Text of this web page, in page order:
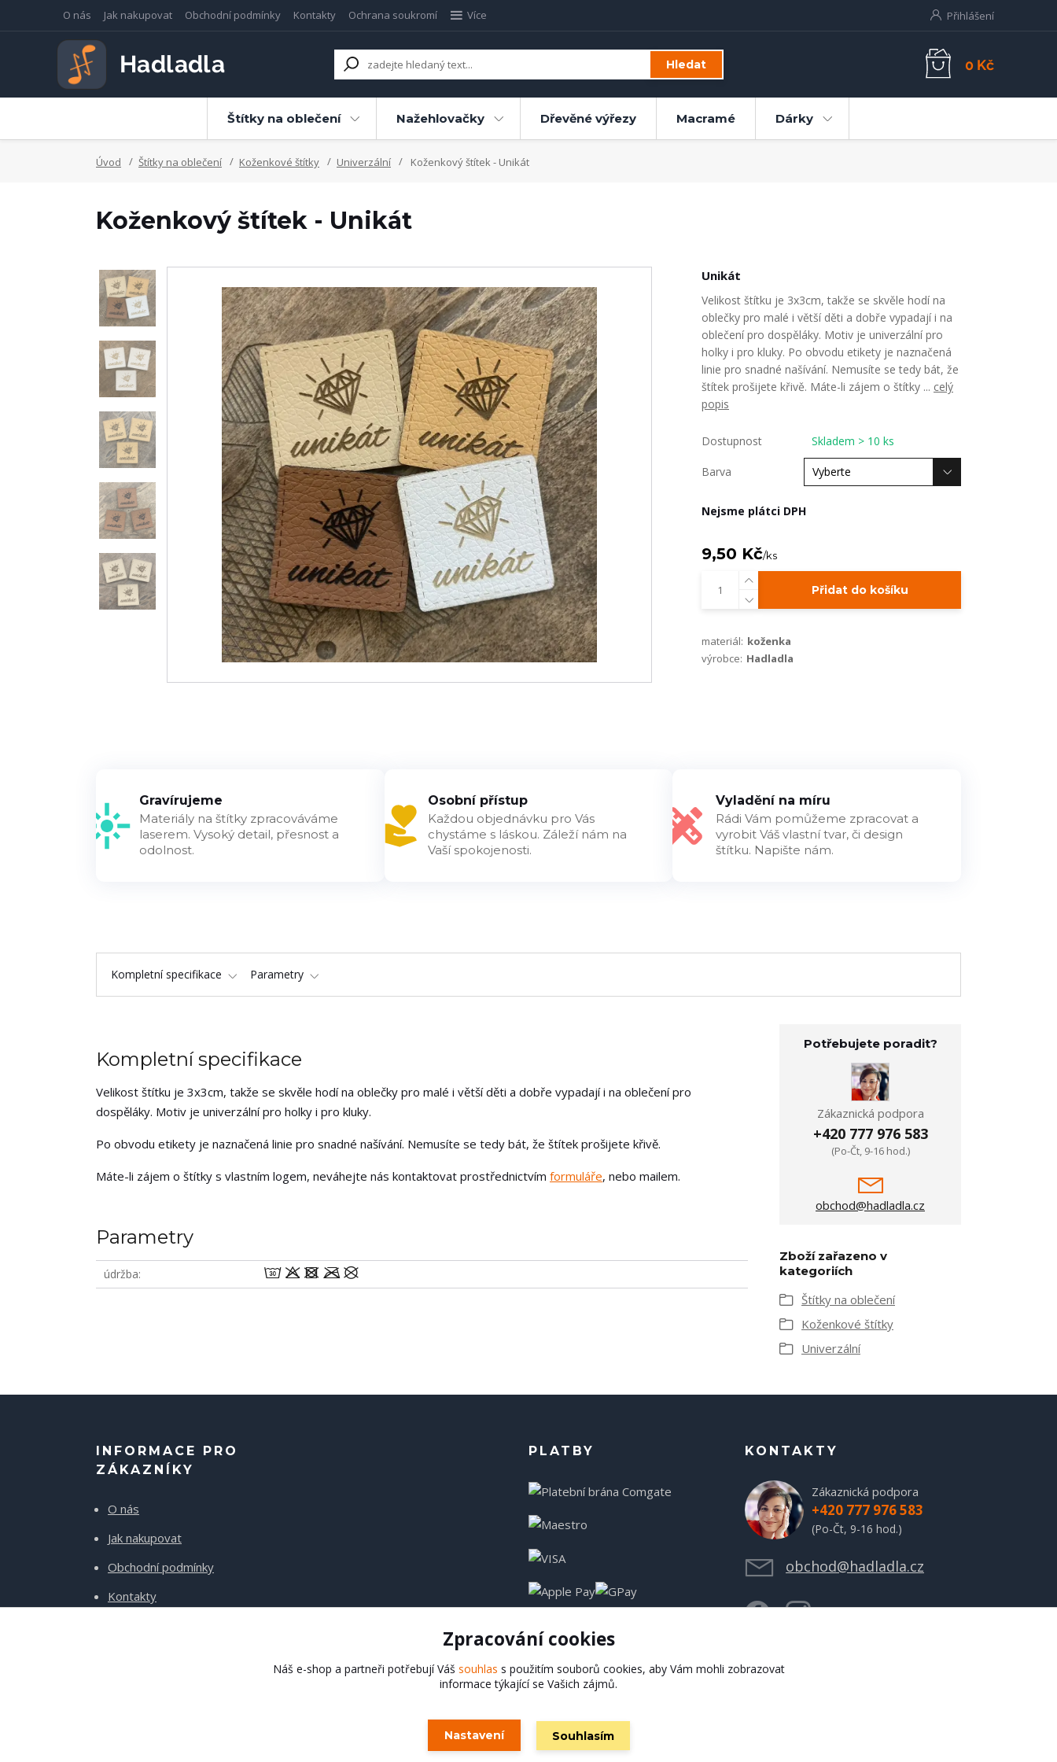
O nás Jak nakupovat Obchodní podmínky Kontakty Ochrana soukromí Více Přihlášení
Hledat 0 Kč
Štítky na oblečení Nažehlovačky Dřevěné výřezy Macramé Dárky
Úvod Štítky na oblečení Koženkové štítky Univerzální Koženkový štítek - Unikát
Koženkový štítek - Unikát
Unikát
Velikost štítku je 3x3cm, takže se skvěle hodí na
oblečky pro malé i větší děti a dobře vypadají i na
oblečení pro dospěláky. Motiv je univerzální pro
holky i pro kluky. Po obvodu etikety je naznačená
linie pro snadné našívání. Nemusíte se tedy bát, že
štítek prošijete křivě. Máte-li zájem o štítky ... celý
popis
Dostupnost Skladem > 10 ks
Barva
Nejsme plátci DPH
9,50 Kč/ks
Přidat do košíku
materiál: koženka
výrobce: Hadladla
Gravírujeme
Materiály na štítky zpracováváme
laserem. Vysoký detail, přesnost a
odolnost.
Osobní přístup
Každou objednávku pro Vás
chystáme s láskou. Záleží nám na
Vaší spokojenosti.
Vyladění na míru
Rádi Vám pomůžeme zpracovat a
vyrobit Váš vlastní tvar, či design
štítku. Napište nám.
Kompletní specifikace Parametry
Kompletní specifikace
Velikost štítku je 3x3cm, takže se skvěle hodí na oblečky pro malé i větší děti a dobře vypadají i na oblečení pro
dospěláky. Motiv je univerzální pro holky i pro kluky.
Po obvodu etikety je naznačená linie pro snadné našívání. Nemusíte se tedy bát, že štítek prošijete křivě.
Máte-li zájem o štítky s vlastním logem, neváhejte nás kontaktovat prostřednictvím formuláře, nebo mailem.
Parametry
údržba wodmU
Potřebujete poradit?
Zákaznická podpora
+420 777 976 583
(Po-Čt, 9-16 hod.)
obchod@hadladla.cz
Zboží zařazeno v
kategoriích
Štítky na oblečení
Koženkové štítky
Univerzální
INFORMACE PRO
ZÁKAZNÍKY
O nás
Jak nakupovat
Obchodní podmínky
Kontakty
PLATBY KONTAKTY
Zákaznická podpora
+420 777 976 583
(Po-Čt, 9-16 hod.)
obchod@hadladla.cz
Hadladla.cz
Zpracování cookies
Náš e-shop a partneři potřebují Váš souhlas s použitím souborů cookies, aby Vám mohli zobrazovat
informace týkající se Vašich zájmů.
Nastavení Souhlasím